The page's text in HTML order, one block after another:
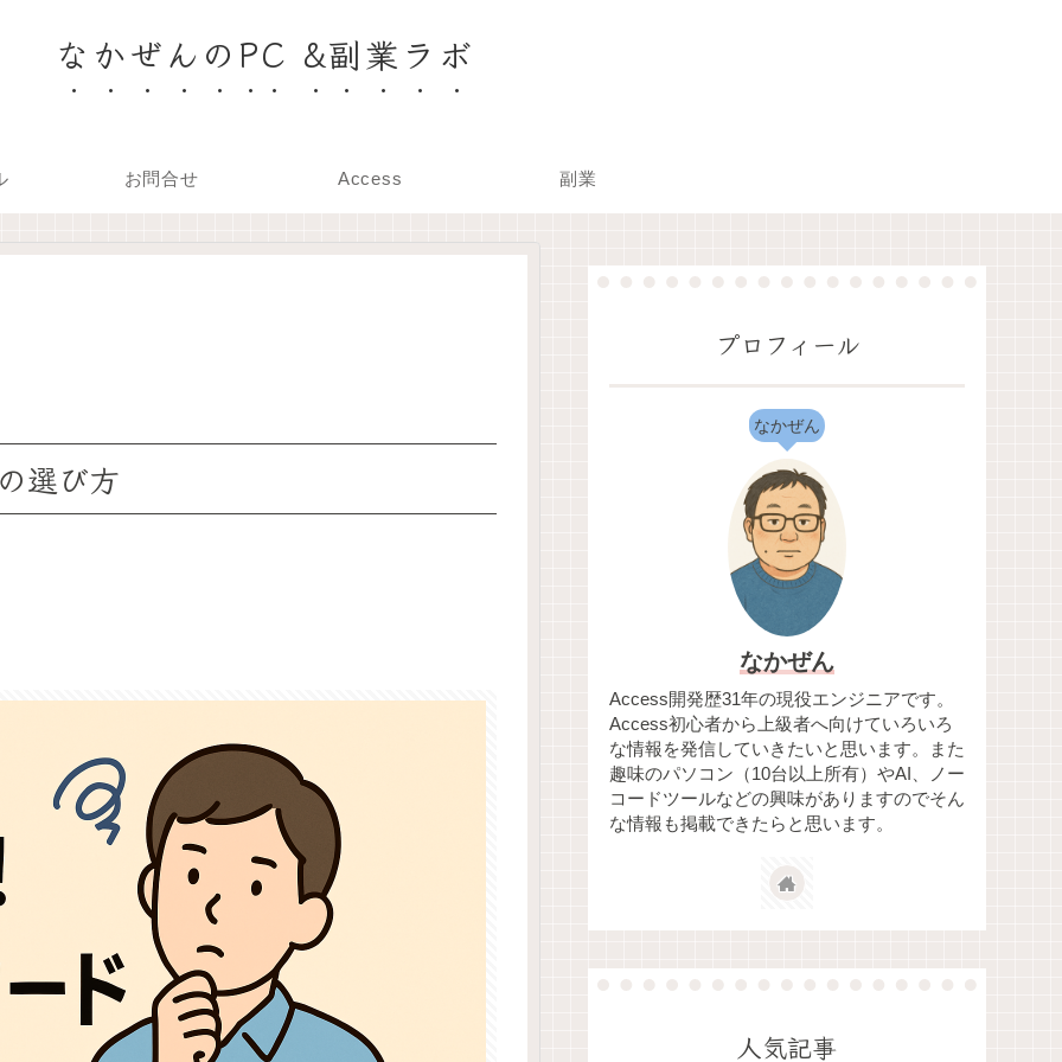
なかぜんのPC &副業ラボ
お問合せ Access 副業
選び方
プロフィール
なかぜん
なかぜん
Access開発歴31年の現役エンジニアです。
Access初心者から上級者へ向けていろいろ
な情報を発信していきたいと思います。また
趣味のパソコン（10台以上所有）やAI、ノー
コードツールなどの興味がありますのでそん
な情報も掲載できたらと思います。
人気記事